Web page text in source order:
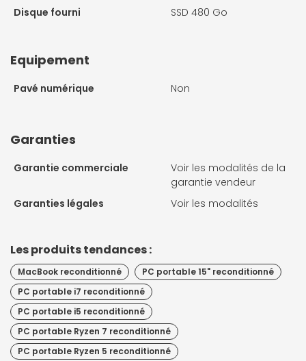
Disque fourni SSD 480 Go
Equipement
Pavé numérique Non
Garanties
Garantie commerciale
Voir les modalités de la
garantie vendeur
Garanties légales
Voir les modalités
Les produits tendances :
MacBook reconditionné
PC portable 15" reconditionné
PC portable i7 reconditionné
PC portable i5 reconditionné
PC portable Ryzen 7 reconditionné
PC portable Ryzen 5 reconditionné